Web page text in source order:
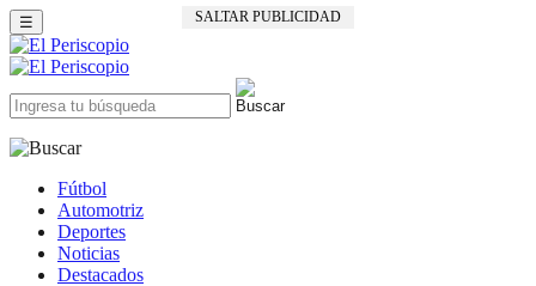
SALTAR PUBLICIDAD
☰
Fútbol
Automotriz
Deportes
Noticias
Destacados